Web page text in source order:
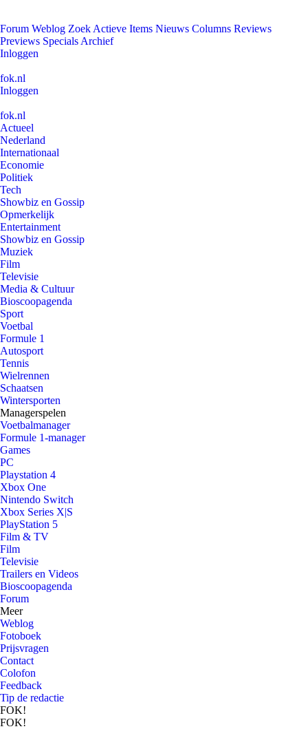
Forum Weblog Zoek Actieve Items Nieuws Columns Reviews
Previews Specials Archief
Inloggen
fok.nl
Inloggen
fok.nl
Actueel
Nederland
Internationaal
Economie
Politiek
Tech
Showbiz en Gossip
Opmerkelijk
Entertainment
Showbiz en Gossip
Muziek
Film
Televisie
Media & Cultuur
Bioscoopagenda
Sport
Voetbal
Formule 1
Autosport
Tennis
Wielrennen
Schaatsen
Wintersporten
Managerspelen
Voetbalmanager
Formule 1-manager
Games
PC
Playstation 4
Xbox One
Nintendo Switch
Xbox Series X|S
PlayStation 5
Film & TV
Film
Televisie
Trailers en Videos
Bioscoopagenda
Forum
Meer
Weblog
Fotoboek
Prijsvragen
Contact
Colofon
Feedback
Tip de redactie
FOK!
FOK!